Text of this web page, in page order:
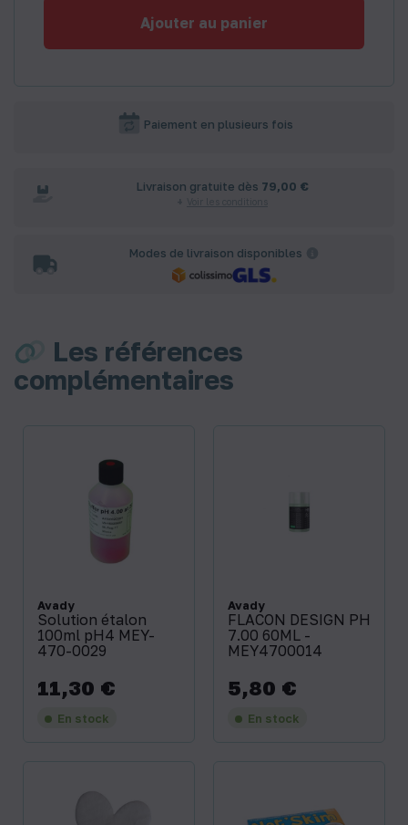
Ajouter au panier
Paiement en plusieurs fois
Livraison gratuite dès 79,00 €
Modes de livraison disponibles
Les références
complémentaires
Avady
Solution étalon
100ml pH4 MEY-
470-0029
Prix
11,30 €
En stock
Avady
FLACON DESIGN PH
7.00 60ML -
MEY4700014
Prix
5,80 €
En stock